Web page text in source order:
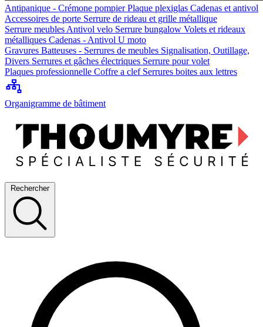
Antipanique - Crémone pompierPlaque plexiglas Cadenas et antivol
Accessoires de porte Serrure de rideau et grille métallique
Serrure meubles Antivol velo Serrure bungalow Volets et rideaux
métalliques Cadenas - Antivol U moto
Gravures Batteuses - Serrures de meubles Signalisation, Outillage,
Divers Serrures et gâches électriques Serrure pour volet
Plaques professionnelle Coffre a clef Serrures boites aux lettres
Organigramme de bâtiment
Rechercher